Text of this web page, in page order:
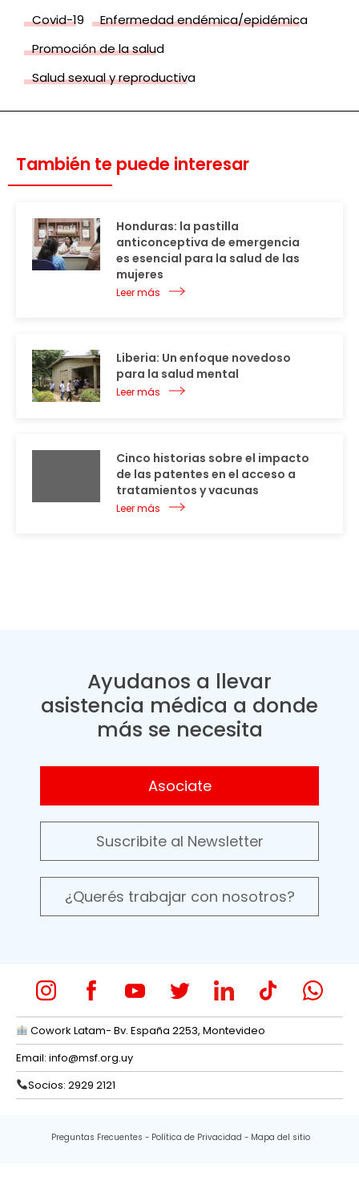
Covid-19
Enfermedad endémica/epidémica
Promoción de la salud
Salud sexual y reproductiva
También te puede interesar
Honduras: la pastilla
anticonceptiva de emergencia
es esencial para la salud de las
mujeres
Leer más
Liberia: Un enfoque novedoso
para la salud mental
Leer más
Cinco historias sobre el impacto
de las patentes en el acceso a
tratamientos y vacunas
Leer más
Ayudanos a llevar
asistencia médica a donde
más se necesita
Asociate
Suscribite al Newsletter
¿Querés trabajar con nosotros?
Cowork Latam- Bv. España 2253, Montevideo
Email: info@msf.org.uy
Socios: 2929 2121
Preguntas Frecuentes Política de Privacidad Mapa del sitio